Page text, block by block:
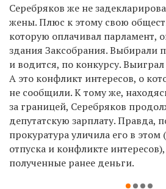
Серебряков же не
жены. Плюс к этому свою
которую оплачивал парламент,
здания Заксобрания. Выбирали
и водится, по конкурсу.
А это конфликт интересов, о
не сообщили. К тому же,
за границей, Серебряков
депутатскую зарплату. Правда,
прокуратура уличила его в этом
отпуска и конфликте
полученные ранее деньги.